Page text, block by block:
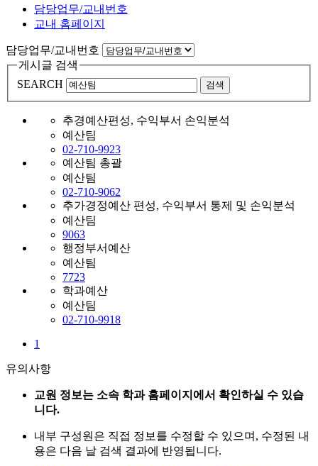
담당업무/교내번호
교내 홈페이지
담당업무/교내번호
게시글 검색
SEARCH
검색
추경예산편성, 수익부서 손익분석
예산팀
02-710-9923
예산팀 총괄
예산팀
02-710-9062
추가경정예산 편성, 수익부서 통제 및 손익분석
예산팀
9063
행정부서예산
예산팀
7723
학과예산
예산팀
02-710-9918
1
유의사항
교원 정보는 소속 학과 홈페이지에서 확인하실 수 있습
니다.
내부 구성원은 직접 정보를 수정할 수 있으며, 수정된 내
용은 다음 날 검색 결과에 반영됩니다.